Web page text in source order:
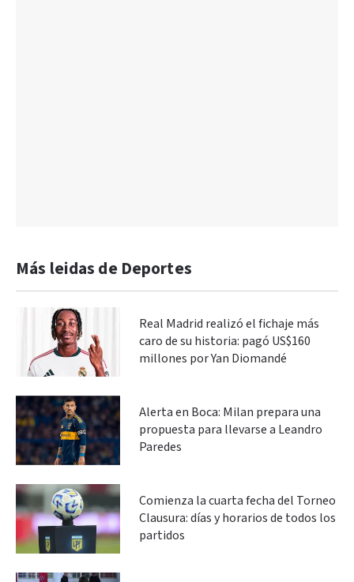
Más leidas de Deportes
Real Madrid realizó el fichaje más
caro de su historia: pagó US$160
millones por Yan Diomandé
Alerta en Boca: Milan prepara una
propuesta para llevarse a Leandro
Paredes
Comienza la cuarta fecha del Torneo
Clausura: días y horarios de todos los
partidos